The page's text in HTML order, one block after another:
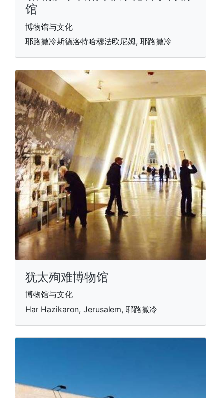
馆
博物馆与文化
耶路撒冷斯德洛特哈穆法欧尼姆, 耶路撒冷
犹太殉难博物馆
博物馆与文化
Har Hazikaron, Jerusalem, 耶路撒冷